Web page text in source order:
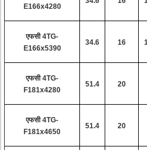
E166x4280
एफसी 4TG-
E166x5390
34.6 16
एफसी 4TG-
F181x4280
51.4 20
एफसी 4TG-
F181x4650
51.4 20